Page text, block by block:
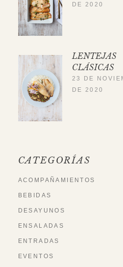
DE 2020
LENTEJAS
CLÁSICAS
23 DE
DE 2020
CATEGORÍAS
ACOMPAÑAMIENTOS
BEBIDAS
DESAYUNOS
ENSALADAS
ENTRADAS
EVENTOS